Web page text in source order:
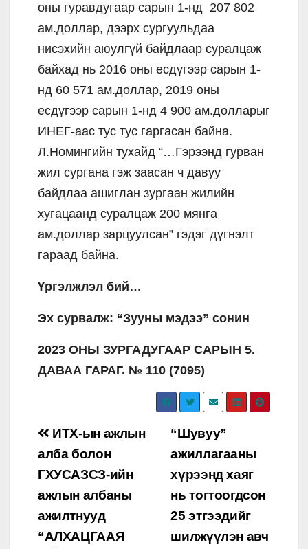
оны гуравдугаар сарын 1-нд 207 802
ам.доллар, дээрх сургуульдаа
нисэхийн аюулгүй байдлаар суралцаж
байхад нь 2016 оны есдүгээр сарын 1-
нд 60 571 ам.доллар, 2019 оны
есдүгээр сарын 1-нд 4 900 ам.долларыг
ИНЕГ-аас тус тус гаргасан байна.
Л.Номингийн тухайд “…Гэрээнд гурван
жил сургана гэж заасан ч давуу
байдлаа ашиглан зургаан жилийн
хугацаанд суралцаж 200 мянга
ам.доллар зарцуулсан” гэдэг дүгнэлт
гараад байна.
Үргэлжлэл бий…
Эх сурвалж: “Зууны мэдээ” сонин
2023 ОНЫ ЗУРГАДУГААР САРЫН 5.
ДАВАА ГАРАГ. № 110 (7095)
Post
navigation
“Шувуу”
ажиллагааны
хүрээнд хаяг
нь тогтоогдсон
25 этгээдийг
шилжүүлэн авч
ИТХ-ын ажлын
алба болон
ГХУСАЗСЗ-ийн
ажлын албаны
ажилтнууд
“АЛХАЦГААЯ